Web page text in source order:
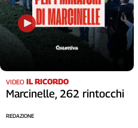
VIDEO IL RICORDO
Marcinelle, 262 rintocchi
REDAZIONE